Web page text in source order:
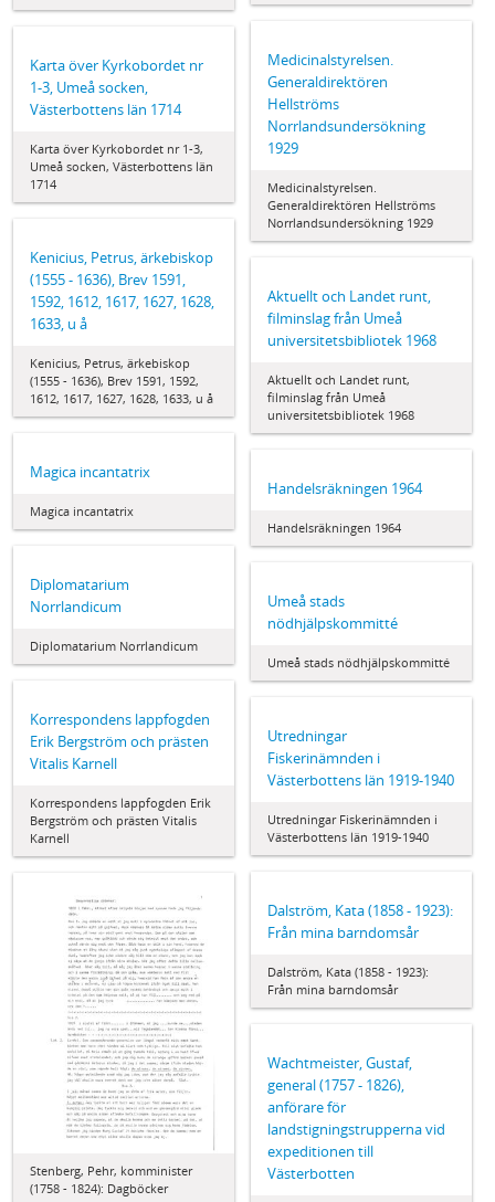
Medicinalstyrelsen.
Generaldirektören
Hellströms
Norrlandsundersökning
1929
Medicinalstyrelsen.
Generaldirektören Hellströms
Norrlandsundersökning 1929
Karta över Kyrkobordet nr
1-3, Umeå socken,
Västerbottens län 1714
Karta över Kyrkobordet nr 1-3,
Umeå socken, Västerbottens län
1714
Kenicius, Petrus, ärkebiskop
(1555 - 1636), Brev 1591,
1592, 1612, 1617, 1627, 1628,
1633, u å
Kenicius, Petrus, ärkebiskop
(1555 - 1636), Brev 1591, 1592,
1612, 1617, 1627, 1628, 1633, u å
Aktuellt och Landet runt,
filminslag från Umeå
universitetsbibliotek 1968
Aktuellt och Landet runt,
filminslag från Umeå
universitetsbibliotek 1968
Magica incantatrix
Magica incantatrix
Handelsräkningen 1964
Handelsräkningen 1964
Diplomatarium
Norrlandicum
Diplomatarium Norrlandicum
Umeå stads
nödhjälpskommitté
Umeå stads nödhjälpskommitté
Korrespondens lappfogden
Erik Bergström och prästen
Vitalis Karnell
Korrespondens lappfogden Erik
Bergström och prästen Vitalis
Karnell
Utredningar
Fiskerinämnden i
Västerbottens län 1919-1940
Utredningar Fiskerinämnden i
Västerbottens län 1919-1940
Dalström, Kata (1858 - 1923):
Från mina barndomsår
Dalström, Kata (1858 - 1923):
Från mina barndomsår
Stenberg, Pehr, komminister
(1758 - 1824): Dagböcker
Wachtmeister, Gustaf,
general (1757 - 1826),
anförare för
landstigningstrupperna vid
expeditionen till
Västerbotten